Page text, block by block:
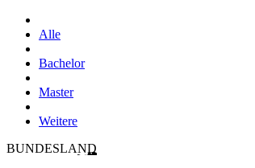
Alle
Bachelor
Master
Weitere
BUNDESLAND